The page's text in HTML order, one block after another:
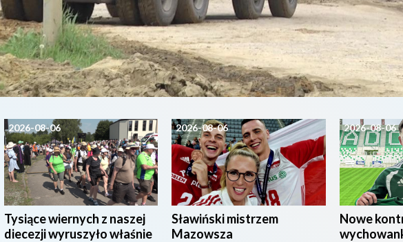
2026-08-06
Tysiące wiernych z naszej
diecezji wyruszyło właśnie
2026-08-06
Sławiński mistrzem
Mazowsza
2026-08-06
Nowe